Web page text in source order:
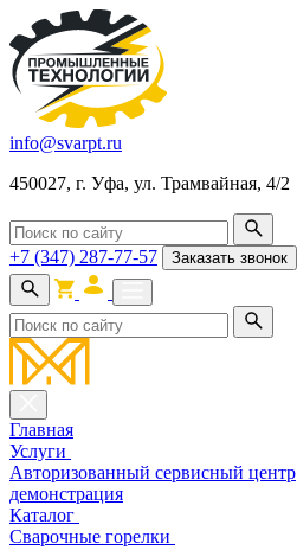
info@svarpt.ru
450027, г. Уфа, ул. Трамвайная, 4/2
+7 (347) 287-77-57 Заказать звонок
Главная
Услуги
Авторизованный сервисный центр
демонстрация
Каталог
Cварочные горелки